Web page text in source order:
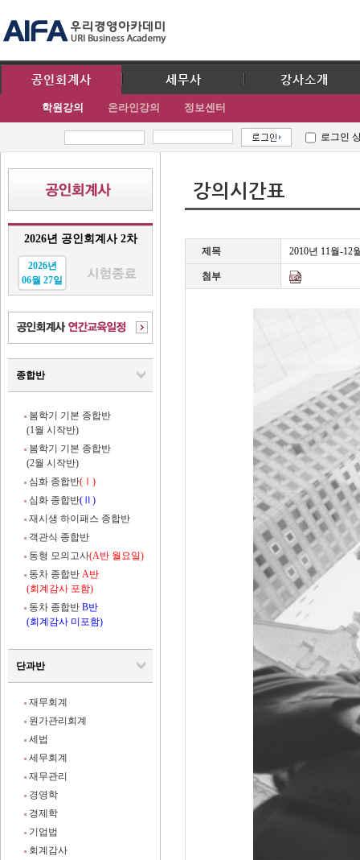
공인회계사
학원강의 온라인강의 정보센터
세무사 강사소개
로그인
2026년 공인회계사 2차
2026년
06월 27일
종합반
봄학기 기본 종합반
(1월 시작반)
봄학기 기본 종합반
(2월 시작반)
심화 종합반(Ⅰ)
심화 종합반(Ⅱ)
재시생 하이패스 종합반
객관식 종합반
동형 모의고사(A반 월요일)
동차 종합반 A반
(회계감사 포함)
동차 종합반 B반
(회계감사 미포함)
단과반
재무회계
원가관리회계
세법
세무회계
재무관리
경영학
경제학
기업법
회계감사
강의시간표
제목 2010년 11월-12
첨부